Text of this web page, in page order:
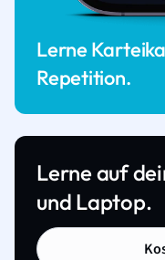
Lerne
Repetition.
Lerne auf
und Laptop.